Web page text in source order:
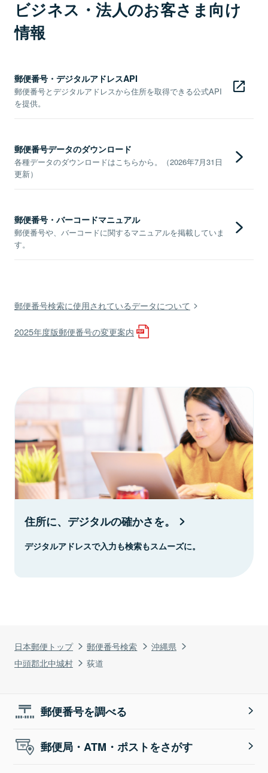
日本郵便トップ 郵便番号検索
沖縄県
中頭郡北中城村
荻道
ビジネス・法人のお客さま向け
情報
郵便番号・デジタルアドレスAPI
郵便番号とデジタルアドレスから住所を取得できる公式API
を提供。
郵便番号データのダウンロード
各種データのダウンロードはこちらから。（2026年7月31日
更新）
郵便番号・バーコードマニュアル
郵便番号や、バーコードに関するマニュアルを掲載していま
す。
郵便番号検索に使用されているデータについて
2025年度版郵便番号の変更案内
住所に、デジタルの確かさを。
デジタルアドレスで入力も検索もスムーズに。
郵便番号を調べる
郵便局・ATM・ポストをさがす